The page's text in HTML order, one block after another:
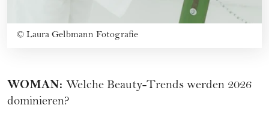
© Laura Gelbmann Fotografie
WOMAN: Welche Beauty-Trends werden 2026
dominieren?